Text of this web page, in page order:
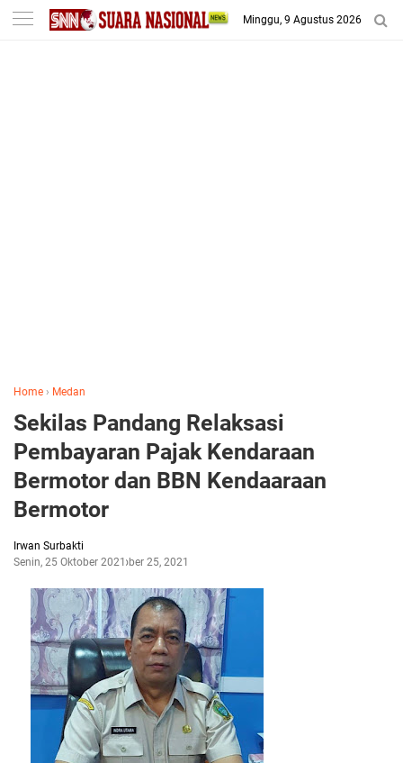
-->
Minggu, 9 Agustus 2026
Home › Medan
Sekilas Pandang Relaksasi
Pembayaran Pajak Kendaraan
Bermotor dan BBN Kendaaraan
Bermotor
Irwan Surbakti
Senin, 25 Oktober 2021Oktober 25, 2021